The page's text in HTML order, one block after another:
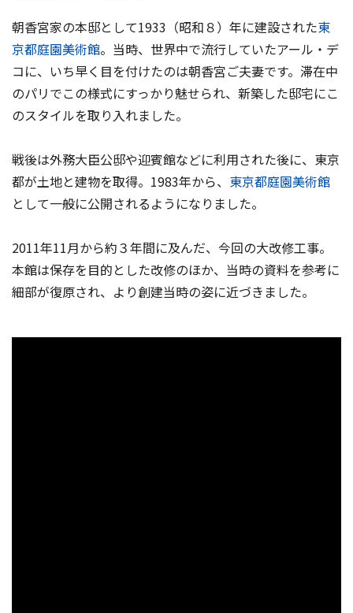
朝香宮家の本邸として1933（昭和８）年に建設された東
京都庭園美術館。当時、世界中で流行していたアール・デ
コに、いち早く目を付けたのは朝香宮ご夫妻です。滞在中
のパリでこの様式にすっかり魅せられ、新築した邸宅にこ
のスタイルを取り入れました。
戦後は外務大臣公邸や迎賓館などに利用された後に、東京
都が土地と建物を取得。1983年から、 東京都庭園美術館
として一般に公開されるようになりました。
2011年11月から約３年間に及んだ、今回の大改修工事。
本館は保存を目的とした改修のほか、当時の資料を参考に
細部が復原され、より創建当時の姿に近づきました。